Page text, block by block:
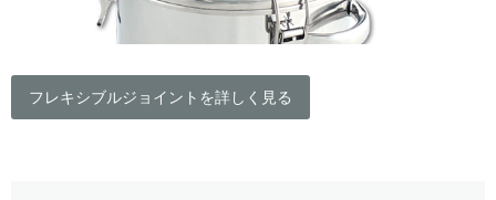
フレキシブルジョイントを詳しく見る